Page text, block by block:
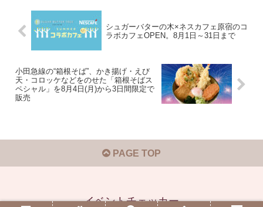
シュガーバターの木×ネスカフェ原宿のコ
ラボカフェOPEN。8月1日～31日まで
小田急線の“箱根そば”、かき揚げ・えび
天・コロッケなどをのせた「箱根そばス
ペシャル」を8月4日(月)から3日間限定で
販売
PAGE TOP
イベントチェッカー